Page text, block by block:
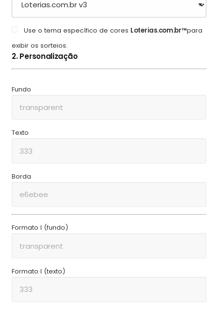
Use o tema específico de cores Loterias.com.br™para
exibir os sorteios.
2. Personalização
Fundo
Texto
Borda
Formato I (fundo)
Formato I (texto)